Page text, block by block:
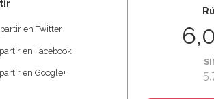
en Twitter
en Facebook
en Google+